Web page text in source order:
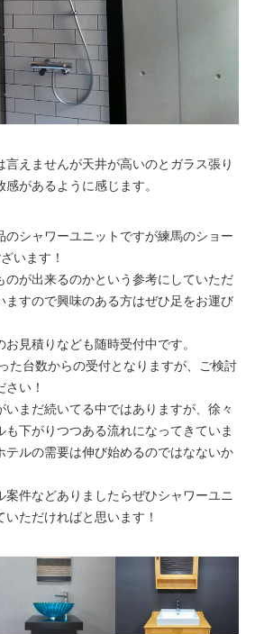
えませんが天井が高いのとガラス張り
があるように感じます。
のシャワーユニットですが練馬のショー
います！
のが出来るのかという参考にしていただ
ますので興味のある方はぜひ足をお運び
見積りなども随時受付中です。
た台数からの受付となりますが、ご検討
い！
いまだ続いてる中ではありますが、徐々
も下がりつつある流れになってきていま
テルの需要は伸び始めるのではなないか
案件などありましたらぜひシャワーユニ
ただければと思います！